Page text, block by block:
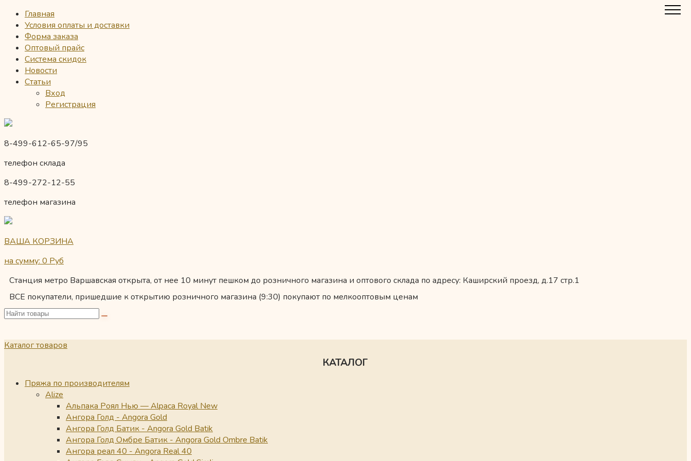
Главная
Условия оплаты и доставки
Форма заказа
Оптовый прайс
Система скидок
Новости
Статьи
Вход
Регистрация
8-499-612-65-97/95
телефон склада
8-499-272-12-55
телефон магазина
ВАША КОРЗИНА
на сумму: 0 Руб
Станция метро Варшавская открыта, от нее 10 минут пешком до розничного магазина и оптового склада по адресу: Каширский проезд, д.17 стр.1
ВСЕ покупатели, пришедшие к открытию розничного магазина (9:30) покупают по мелкооптовым ценам
Каталог товаров
КАТАЛОГ
Пряжа по производителям
Alize
Альпака Роял Нью — Alpaca Royal New
Ангора Голд - Angora Gold
Ангора Голд Батик - Angora Gold Batik
Ангора Голд Омбре Батик - Angora Gold Ombre Batik
Ангора реал 40 - Angora Real 40